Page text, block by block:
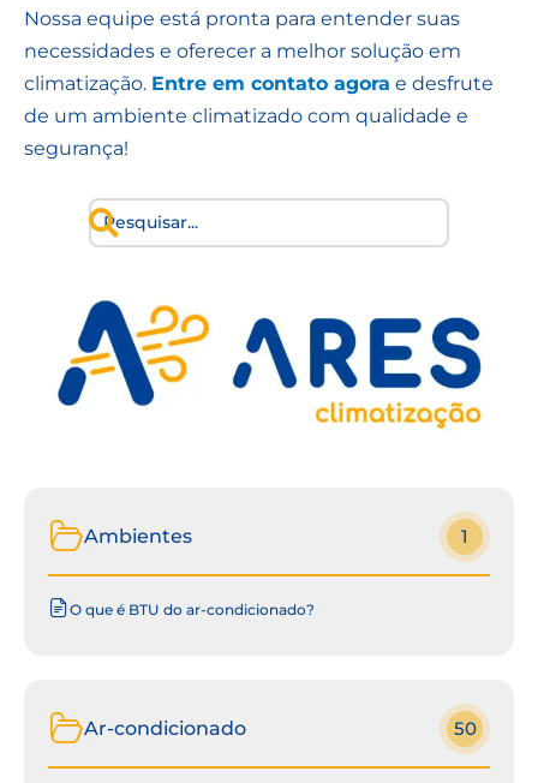
Nossa equipe está pronta para entender suas
necessidades e oferecer a melhor solução em
climatização. Entre em contato agora e desfrute
de um ambiente climatizado com qualidade e
segurança!
Ambientes 1
O que é BTU do ar-condicionado?
Ar-condicionado 50